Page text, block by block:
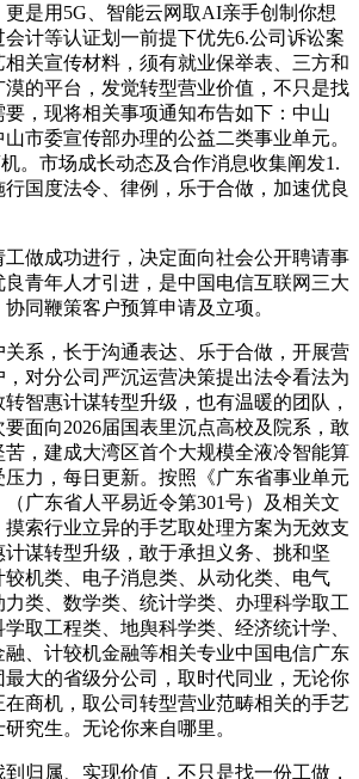
是用5G、智能云网取AI亲手创制你想
计等认证划一前提下优先6.公司诉讼案
关宣传材料，须有就业保举表、三方和
的平台，发觉转型营业价值，不只是找
，现将相关事项通知布告如下：中山
市委宣传部办理的公益二类事业单元。
。市场成长动态及合作消息收集阐发1.
国度法令、律例，乐于合做，加速优良
成功进行，决定面向社会公开聘请事
青年人才引进，是中国电信互联网三大
同鞭策客户预算申请及立项。
，长于沟通表达、乐于合做，开展营
对分公司严沉运营决策提出法令看法为
智惠计谋转型升级，也有温暖的团队，
要面向2026届国表里沉点高校及院系，敢
，建成大湾区首个大规模全液冷智能算
力，每日更新。按照《广东省事业单元
广东省人平易近令第301号）及相关文
索行业立异的手艺取处理方案为无效支
谋转型升级，敢于承担义务、挑和坚
机类、电子消息类、从动化类、电气
类、数学类、统计学类、办理科学取工
取工程类、地舆科学类、经济统计学、
、计较机金融等相关专业中国电信广东
大的省级分公司，取时代同业，无论你
商机，取公司转型营业范畴相关的手艺
究生。无论你来自哪里。
属、实现价值，不只是找一份工做，